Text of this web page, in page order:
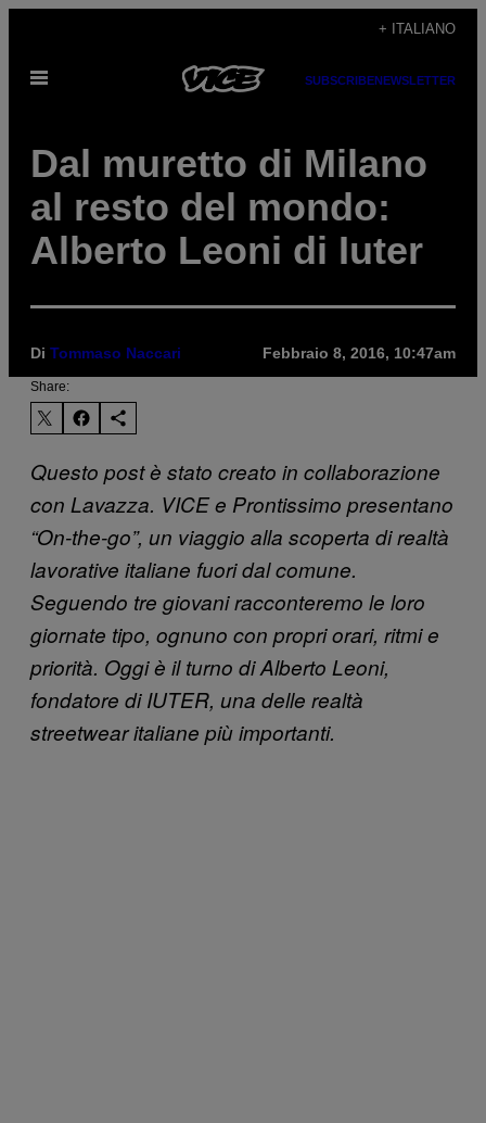
contenuto
+ ITALIANO
Apri
SUBSCRIBENEWSLETTER
Dal muretto di Milano
al resto del mondo:
Alberto Leoni di Iuter
Di Tommaso Naccari Febbraio 8, 2016, 10:47am
Share:
Questo post è stato creato in collaborazione
con Lavazza. VICE e Prontissimo presentano
“On-the-go”, un viaggio alla scoperta di realtà
lavorative italiane fuori dal comune.
Seguendo tre giovani racconteremo le loro
giornate tipo, ognuno con propri orari, ritmi e
priorità. Oggi è il turno di Alberto Leoni,
fondatore di IUTER, una delle realtà
streetwear italiane più importanti.